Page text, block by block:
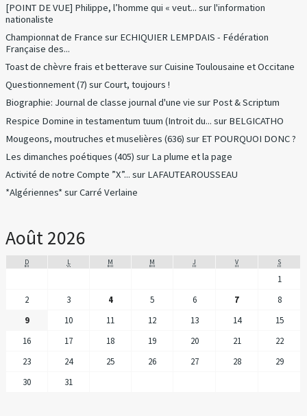
[POINT DE VUE] Philippe, l’homme qui « veut... surl'information
nationaliste
Championnat de France sur ECHIQUIER LEMPDAIS - Fédération
Française des...
Toast de chèvre frais et betterave surCuisine Toulousaine et Occitane
Questionnement (7) surCourt, toujours !
Biographie: Journal de classe journal d'une vie sur Post & Scriptum
Respice Domine in testamentum tuum (Introit du... sur BELGICATHO
Mougeons, moutruches et muselières (636) sur ET POURQUOI DONC ?
Les dimanches poétiques (405) sur La plume et la page
Activité de notre Compte ”X”... sur LAFAUTEAROUSSEAU
*Algériennes*surCarré Verlaine
Août 2026
D L M M J V S
1
2
3 4 5 6 7
8
9
10 11 12 13 14
15
16
17 18 19 20 21
22
23
24 25 26 27 28
29
30
31